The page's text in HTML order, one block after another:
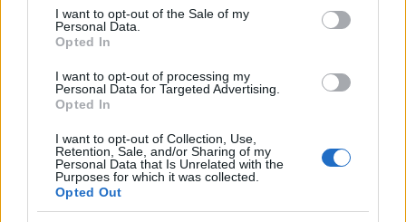
consent section.
I want to opt-out of the Sale of my
Personal Data.
Opted In
I want to opt-out of processing my
Personal Data for Targeted Advertising.
Opted In
I want to opt-out of Collection, Use,
Retention, Sale, and/or Sharing of my
Personal Data that Is Unrelated with the
Purposes for which it was collected.
Opted Out
Ίντερ
Παρί Σεν Ζερμέν
Υπενθυμίζεται ότι εκτός δράσης παραμένουν οι